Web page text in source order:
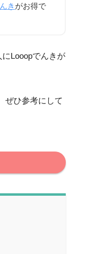
き がお得で
Looopでんきが
ぜひ参考にして